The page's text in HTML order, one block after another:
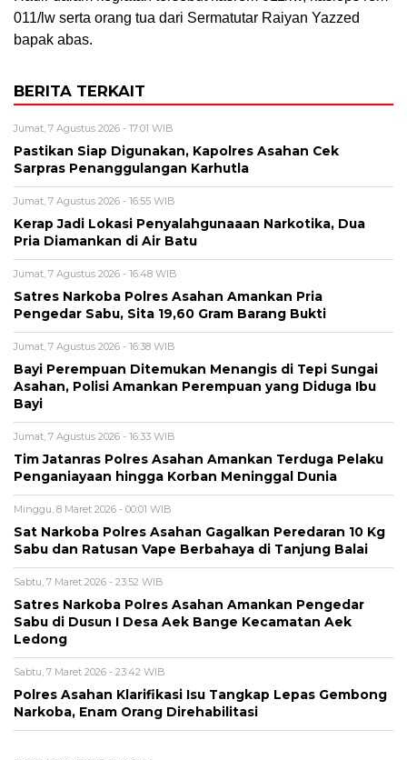
011/lw serta orang tua dari Sermatutar Raiyan Yazzed
bapak abas.
BERITA TERKAIT
Jumat, 7 Agustus 2026 - 17:01 WIB
Pastikan Siap Digunakan, Kapolres Asahan Cek
Sarpras Penanggulangan Karhutla
Jumat, 7 Agustus 2026 - 16:55 WIB
Kerap Jadi Lokasi Penyalahgunaaan Narkotika, Dua
Pria Diamankan di Air Batu
Jumat, 7 Agustus 2026 - 16:48 WIB
Satres Narkoba Polres Asahan Amankan Pria
Pengedar Sabu, Sita 19,60 Gram Barang Bukti
Jumat, 7 Agustus 2026 - 16:38 WIB
Bayi Perempuan Ditemukan Menangis di Tepi Sungai
Asahan, Polisi Amankan Perempuan yang Diduga Ibu
Bayi
Jumat, 7 Agustus 2026 - 16:33 WIB
Tim Jatanras Polres Asahan Amankan Terduga Pelaku
Penganiayaan hingga Korban Meninggal Dunia
Minggu, 8 Maret 2026 - 00:01 WIB
Sat Narkoba Polres Asahan Gagalkan Peredaran 10 Kg
Sabu dan Ratusan Vape Berbahaya di Tanjung Balai
Sabtu, 7 Maret 2026 - 23:52 WIB
Satres Narkoba Polres Asahan Amankan Pengedar
Sabu di Dusun I Desa Aek Bange Kecamatan Aek
Ledong
Sabtu, 7 Maret 2026 - 23:42 WIB
Polres Asahan Klarifikasi Isu Tangkap Lepas Gembong
Narkoba, Enam Orang Direhabilitasi